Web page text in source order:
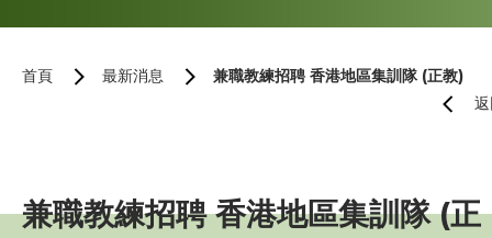
首頁 最新消息
兼職教練招聘 香港地區集訓隊 (正教)
兼職教練招聘 香港地區集訓隊 (正